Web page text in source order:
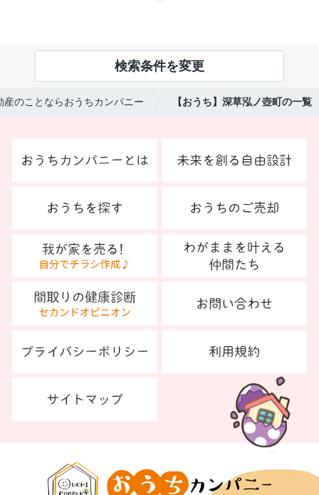
検索条件を変更
産のことならおうちカンパニー 【おうち】深草泓ノ壺町の一覧